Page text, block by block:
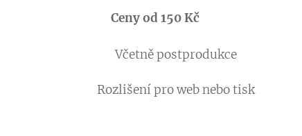
Ceny od 150 Kč
Včetně postprodukce
Rozlišení pro web nebo tisk